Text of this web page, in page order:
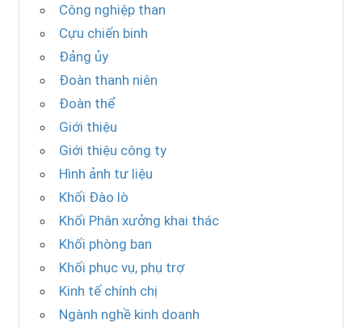
Công nghiệp than
Cựu chiến binh
Đảng ủy
Đoàn thanh niên
Đoàn thể
Giới thiệu
Giới thiệu công ty
Hình ảnh tư liệu
Khối Đào lò
Khối Phân xưởng khai thác
Khối phòng ban
Khối phục vụ, phụ trợ
Kinh tế chính chị
Ngành nghề kinh doanh